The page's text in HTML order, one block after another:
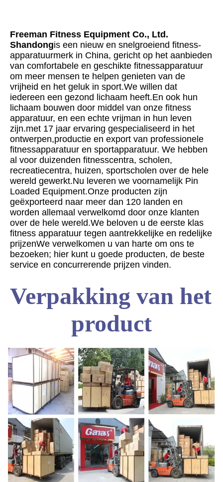
Freeman Fitness Equipment Co., Ltd.
Shandongis een nieuw en snelgroeiend fitness-
apparatuurmerk in China, gericht op het aanbieden
van comfortabele en geschikte fitnessapparatuur
om meer mensen te helpen genieten van de
vrijheid en het geluk in sport.We willen dat
iedereen een gezond lichaam heeft.En ook hun
lichaam bouwen door middel van onze fitness
apparatuur, en een echte vrijman in hun leven
zijn.met 17 jaar ervaring gespecialiseerd in het
ontwerpen,productie en export van professionele
fitnessapparatuur en sportapparatuur. We hebben
al voor duizenden fitnesscentra, scholen,
recreatiecentra, huizen, sportscholen over de hele
wereld gewerkt.Nu leveren we voornamelijk Pin
Loaded Equipment.Onze producten zijn
geëxporteerd naar meer dan 120 landen en
worden allemaal verwelkomd door onze klanten
over de hele wereld.We beloven u de eerste klas
fitness apparatuur tegen aantrekkelijke en redelijke
prijzenWe verwelkomen u van harte om ons te
bezoeken; hier kunt u goede producten, de beste
service en concurrerende prijzen vinden.
Verpakking van het
product